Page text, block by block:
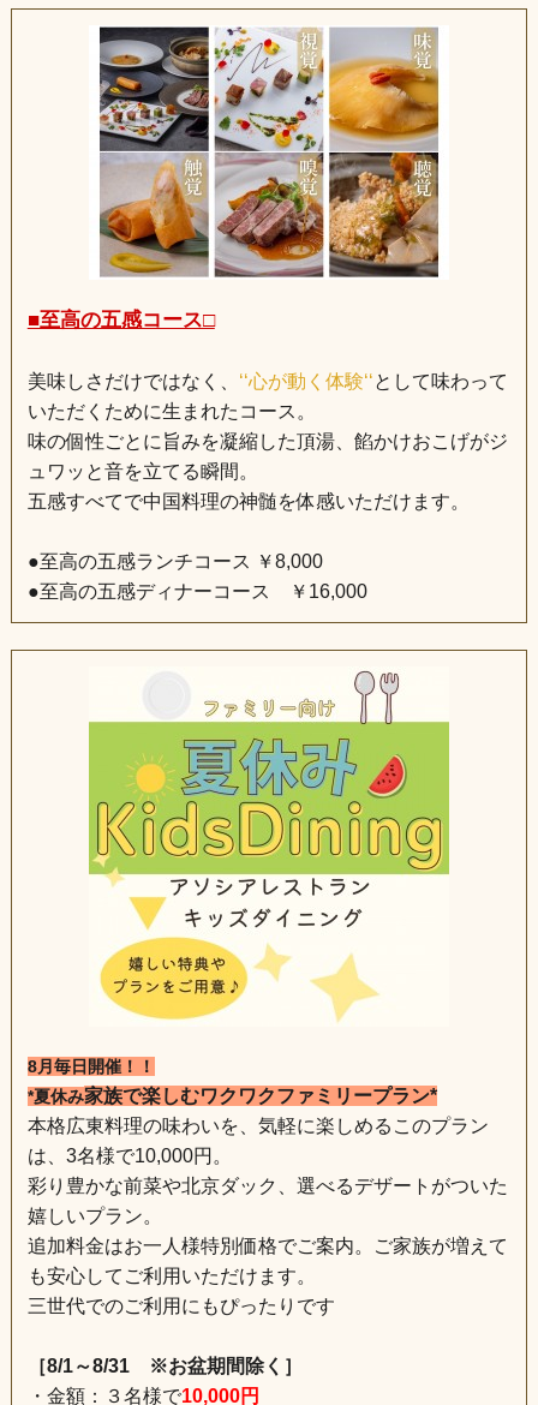
■至高の五感コース□
美味しさだけではなく、 ‘‘心が動く体験‘‘として味わって
いただくために生まれたコース。
味の個性ごとに旨みを凝縮した頂湯、餡かけおこげがジ
ュワッと音を立てる瞬間。
五感すべてで中国料理の神髄を体感いただけます。
●至高の五感ランチコース ￥8,000
●至高の五感ディナーコース ￥16,000
8月毎日開催！！
*夏休み家族で楽しむワクワクファミリープラン*
本格広東料理の味わいを、気軽に楽しめるこのプラン
は、3名様で10,000円。
彩り豊かな前菜や北京ダック、選べるデザートがついた
嬉しいプラン。
追加料金はお一人様特別価格でご案内。ご家族が増えて
も安心してご利用いただけます。
三世代でのご利用にもぴったりです
［8/1～8/31 ※お盆期間除く］
・金額：３名様で10,000円